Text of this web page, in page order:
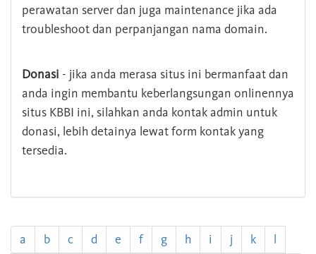
perawatan server dan juga maintenance jika ada
troubleshoot dan perpanjangan nama domain.
Donasi - jika anda merasa situs ini bermanfaat dan
anda ingin membantu keberlangsungan onlinennya
situs KBBI ini, silahkan anda kontak admin untuk
donasi, lebih detainya lewat form kontak yang
tersedia.
a b c d e f g h i j k l